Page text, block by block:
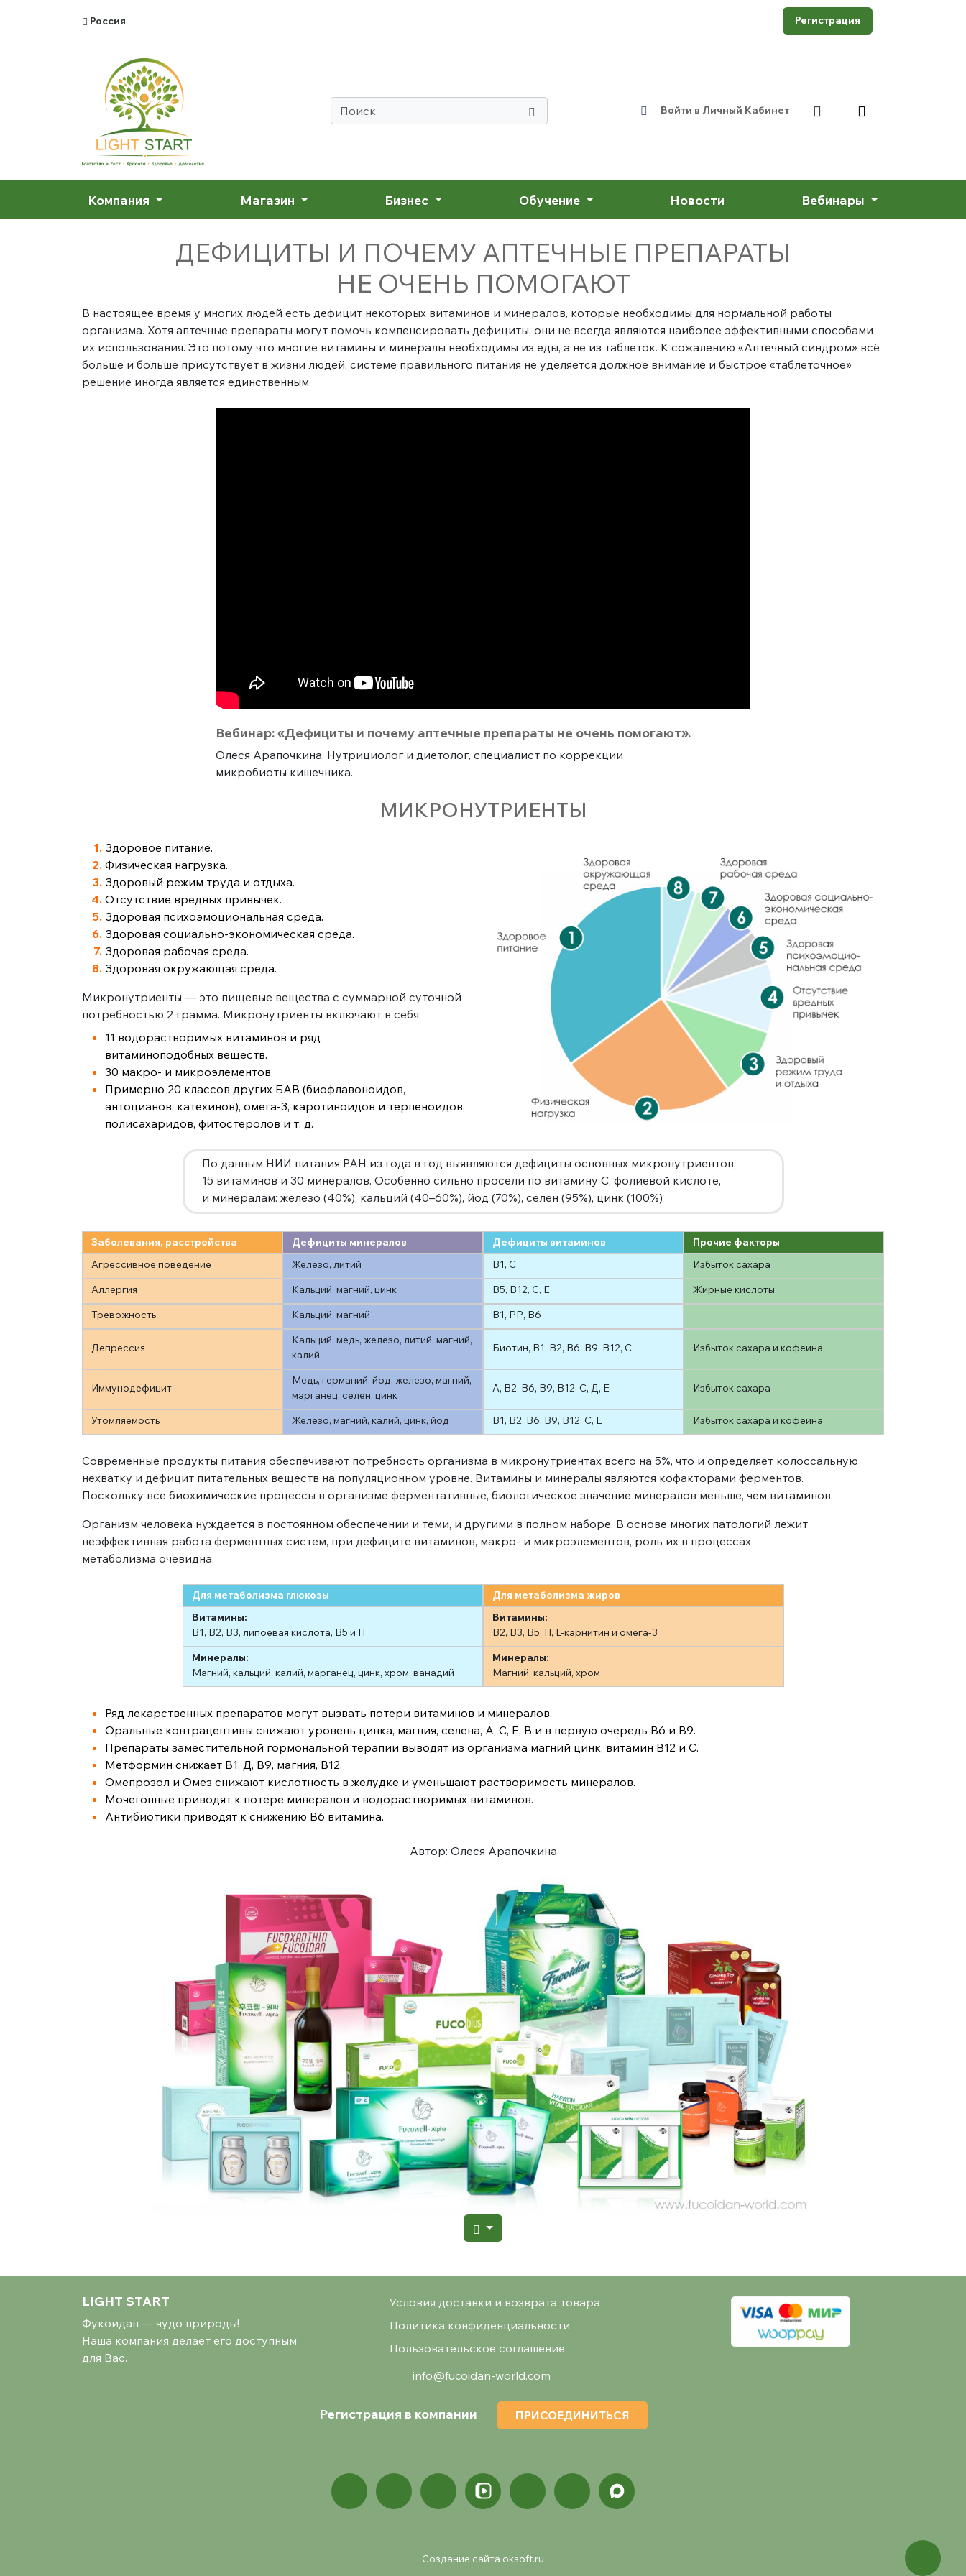
Россия Регистрация
Войти в Личный Кабинет
Компания Магазин Бизнес Обучение Новости Вебинары
ДЕФИЦИТЫ И ПОЧЕМУ АПТЕЧНЫЕ ПРЕПАРАТЫ
НЕ ОЧЕНЬ ПОМОГАЮТ
В настоящее время у многих людей есть дефицит некоторых витаминов и минералов, которые необходимы для нормальной работы
организма. Хотя аптечные препараты могут помочь компенсировать дефициты, они не всегда являются наиболее эффективными способами
их использования. Это потому что многие витамины и минералы необходимы из еды, а не из таблеток. К сожалению «Аптечный синдром» всё
больше и больше присутствует в жизни людей, системе правильного питания не уделяется должное внимание и быстрое «таблеточное»
решение иногда является единственным.
Вебинар: «Дефициты и почему аптечные препараты не очень помогают».
Олеся Арапочкина. Нутрициолог и диетолог, специалист по коррекции
микробиоты кишечника.
МИКРОНУТРИЕНТЫ
Здоровое питание.
Физическая нагрузка.
Здоровый режим труда и отдыха.
Отсутствие вредных привычек.
Здоровая психоэмоциональная среда.
Здоровая социально-экономическая среда.
Здоровая рабочая среда.
Здоровая окружающая среда.
Микронутриенты — это пищевые вещества с суммарной суточной
потребностью 2 грамма. Микронутриенты включают в себя:
11 водорастворимых витаминов и ряд
витаминоподобных веществ.
30 макро- и микроэлементов.
Примерно 20 классов других БАВ (биофлавоноидов,
антоцианов, катехинов), омега-3, каротиноидов и терпеноидов,
полисахаридов, фитостеролов и т. д.
По данным НИИ питания РАН из года в год выявляются дефициты основных микронутриентов,
15 витаминов и 30 минералов. Особенно сильно просели по витамину С, фолиевой кислоте,
и минералам: железо (40%), кальций (40–60%), йод (70%), селен (95%), цинк (100%)
Заболевания, расстройства Дефициты минералов Дефициты витаминов
Прочие факторы
Агрессивное поведение
Железо, литий В1, С
Избыток сахара
Аллергия
Кальций, магний, цинк В5, В12, С, Е
Жирные кислоты
Тревожность
Кальций, магний В1, РР, В6
Депрессия
Кальций, медь, железо, литий, магний,
калий
Биотин, В1, В2, В6, В9, В12, С Избыток сахара и кофеина
Иммунодефицит
Медь, германий, йод, железо, магний,
марганец, селен, цинк
А, В2, В6, В9, В12, С, Д, Е Избыток сахара
Утомляемость Железо, магний, калий, цинк, йод В1, В2, В6, В9, В12, С, Е Избыток сахара и кофеина
Современные продукты питания обеспечивают потребность организма в микронутриентах всего на 5%, что и определяет колоссальную
нехватку и дефицит питательных веществ на популяционном уровне. Витамины и минералы являются кофакторами ферментов.
Поскольку все биохимические процессы в организме ферментативные, биологическое значение минералов меньше, чем витаминов.
Организм человека нуждается в постоянном обеспечении и теми, и другими в полном наборе. В основе многих патологий лежит
неэффективная работа ферментных систем, при дефиците витаминов, макро- и микроэлементов, роль их в процессах
метаболизма очевидна.
Для метаболизма глюкозы
Для метаболизма жиров
Витамины:
В1, В2, В3, липоевая кислота, В5 и Н
Витамины:
В2, В3, В5, Н, L-карнитин и омега-3
Минералы:
Магний, кальций, калий, марганец, цинк, хром, ванадий
Минералы:
Магний, кальций, хром
Ряд лекарственных препаратов могут вызвать потери витаминов и минералов.
Оральные контрацептивы снижают уровень цинка, магния, селена, А, С, Е, В и в первую очередь В6 и В9.
Препараты заместительной гормональной терапии выводят из организма магний цинк, витамин В12 и С.
Метформин снижает В1, Д, В9, магния, В12.
Омепрозол и Омез снижают кислотность в желудке и уменьшают растворимость минералов.
Мочегонные приводят к потере минералов и водорастворимых витаминов.
Антибиотики приводят к снижению В6 витамина.
Автор: Олеся Арапочкина
LIGHT START
Фукоидан — чудо природы!
Наша компания делает его доступным
для Вас.
Условия доставки и возврата товара
Политика конфиденциальности
Пользовательское соглашение
info@fucoidan-world.com
Регистрация в компании ПРИСОЕДИНИТЬСЯ
Создание сайта oksoft.ru